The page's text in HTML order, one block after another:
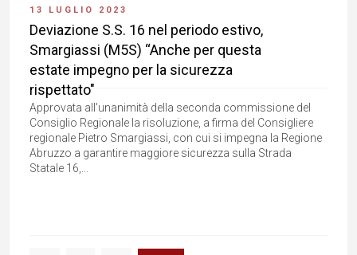
13 LUGLIO 2023
Deviazione S.S. 16 nel periodo estivo,
Smargiassi (M5S) “Anche per questa
estate impegno per la sicurezza
rispettato"
Approvata all'unanimità della seconda commissione del
Consiglio Regionale la risoluzione, a firma del Consigliere
regionale Pietro Smargiassi, con cui si impegna la Regione
Abruzzo a garantire maggiore sicurezza sulla Strada
Statale 16,...